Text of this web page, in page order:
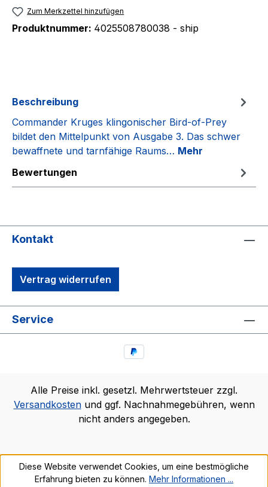
Zum Merkzettel hinzufügen
Produktnummer: 4025508780038 - ship
Beschreibung
Commander Kruges klingonischer Bird-of-Prey
bildet den Mittelpunkt von Ausgabe 3. Das schwer
bewaffnete und tarnfähige Raums… Mehr
Bewertungen
Kontakt
Vertrag widerrufen
Service
Alle Preise inkl. gesetzl. Mehrwertsteuer zzgl.
Versandkostenund ggf. Nachnahmegebühren, wenn
nicht anders angegeben.
Diese Website verwendet Cookies, um eine bestmögliche
Erfahrung bieten zu können. Mehr Informationen ...